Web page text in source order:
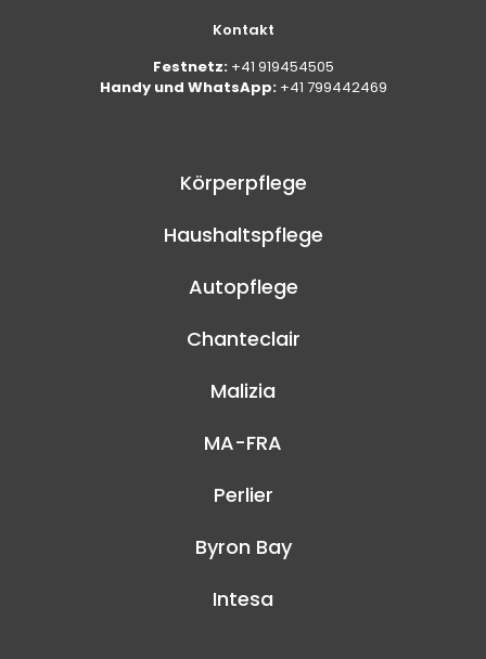
Kontakt
Festnetz: +41 919454505
Handy und WhatsApp: +41 799442469
Körperpflege
Haushaltspflege
Autopflege
Chanteclair
Malizia
MA-FRA
Perlier
Byron Bay
Intesa